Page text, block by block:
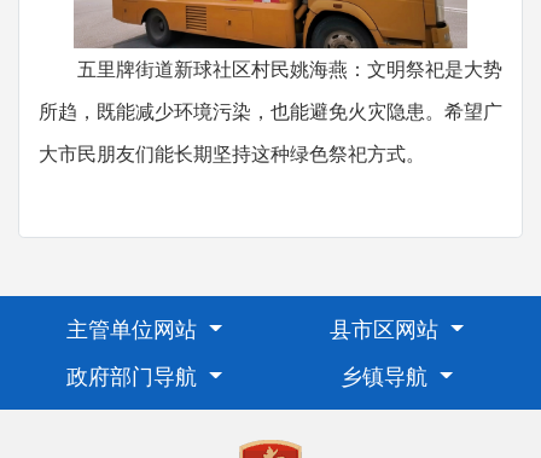
五里牌街道新球社区村民姚海燕：文明祭祀是大势
所趋，既能减少环境污染，也能避免火灾隐患。希望广
大市民朋友们能长期坚持这种绿色祭祀方式。
主管单位网站
县市区网站
政府部门导航
乡镇导航